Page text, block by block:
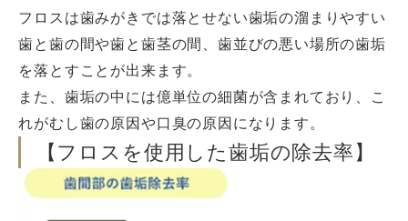
フロスは歯みがきでは落とせない歯垢の溜まりやすい
歯と歯の間や歯と歯茎の間、歯並びの悪い場所の歯垢
を落とすことが出来ます。
また、歯垢の中には億単位の細菌が含まれており、こ
れがむし歯の原因や口臭の原因になります。
【フロスを使用した歯垢の除去率】